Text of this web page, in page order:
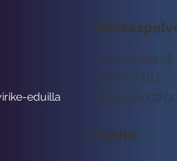
tuki@rockway.fi
Arkisin klo
045 7731 1111
Osoite
eduilla